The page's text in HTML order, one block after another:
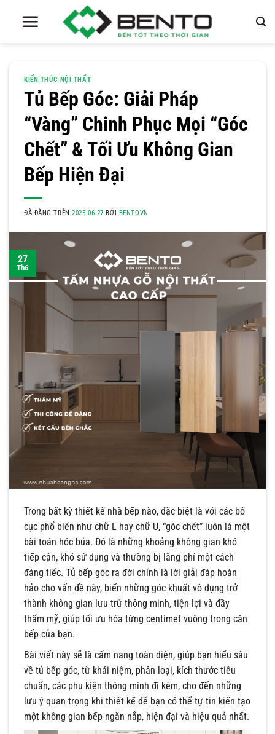
KIẾN THỨC NỘI THẤT
Tủ Bếp Góc: Giải Pháp
“Vàng” Chinh Phục Mọi “Góc
Chết” & Tối Ưu Không Gian
Bếp Hiện Đại
ĐÃ ĐĂNG TRÊN2025-06-27 BỞI BENTOVN
27
Th6
Trong bất kỳ thiết kế nhà bếp nào, đặc biệt là với các bố
cục phổ biến như chữ L hay chữ U, “góc chết” luôn là một
bài toán hóc búa. Đó là những khoảng không gian khó
tiếp cận, khó sử dụng và thường bị lãng phí một cách
đáng tiếc. Tủ bếp góc ra đời chính là lời giải đáp hoàn
hảo cho vấn đề này, biến những góc khuất vô dụng trở
thành không gian lưu trữ thông minh, tiện lợi và đầy
thẩm mỹ, giúp tối ưu hóa từng centimet vuông trong căn
bếp của bạn.
Bài viết này sẽ là cẩm nang toàn diện, giúp bạn hiểu sâu
về tủ bếp góc, từ khái niệm, phân loại, kích thước tiêu
chuẩn, các phụ kiện thông minh đi kèm, cho đến những
lưu ý quan trọng khi thiết kế để bạn có thể tự tin kiến tạo
một không gian bếp ngăn nắp, hiện đại và hiệu quả nhất.